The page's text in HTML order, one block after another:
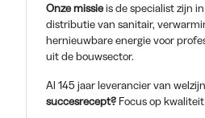
Onze missieis de specialist zijn in
distributie van sanitair,
hernieuwbare energie voor
uit de bouwsector.
Al 145 jaar leverancier van
succesrecept? Focus op